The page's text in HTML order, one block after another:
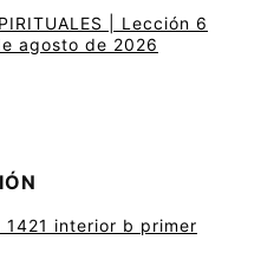
| Lección 6
agosto de 2026
interior b primer